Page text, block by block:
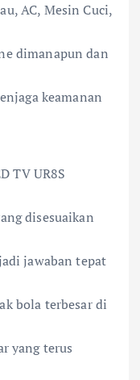
AC, Mesin Cuci,
dimanapun dan
keamanan
TV UR8S
disesuaikan
jawaban tepat
bola terbesar di
yang terus